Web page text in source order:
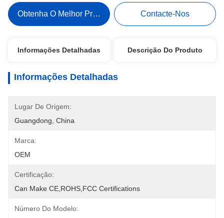
Obtenha O Melhor Preço Contacte-Nos
Informações Detalhadas Descrição Do Produto
Informações Detalhadas
Lugar De Origem:
Guangdong, China
Marca:
OEM
Certificação:
Can Make CE,ROHS,FCC Certifications
Número Do Modelo: